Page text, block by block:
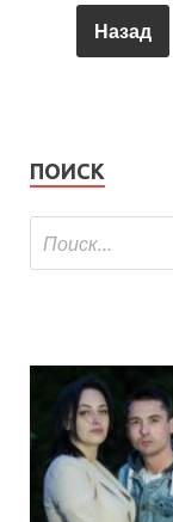
Назад
ПОИСК